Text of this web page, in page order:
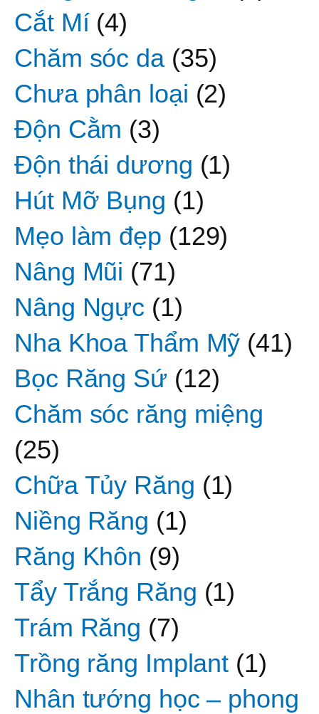
Cắt Mí(4)
Chăm sóc da(35)
Chưa phân loại (2)
Độn Cằm (3)
Độn thái dương (1)
Hút Mỡ Bụng (1)
Mẹo làm đẹp (129)
Nâng Mũi (71)
Nâng Ngực (1)
Nha Khoa Thẩm Mỹ (41)
Bọc Răng Sứ (12)
Chăm sóc răng miệng
(25)
Chữa Tủy Răng (1)
Niềng Răng (1)
Răng Khôn (9)
Tẩy Trắng Răng (1)
Trám Răng (7)
Trồng răng Implant (1)
Nhân tướng học – phong